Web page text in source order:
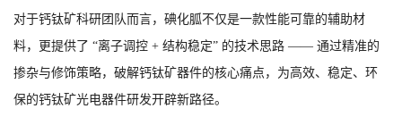
对于钙钛矿科研团队而言，碘化胍不仅是一款性能可靠的辅助材
料，更提供了 “离子调控 + 结构稳定” 的技术思路 —— 通过精准的
掺杂与修饰策略，破解钙钛矿器件的核心痛点，为高效、稳定、环
保的钙钛矿光电器件研发开辟新路径。